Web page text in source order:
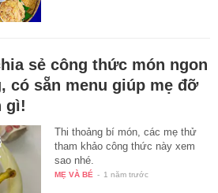
sẻ công thức món ngon
có sẵn menu giúp mẹ đỡ
gì!
Thi thoảng bí món, các mẹ thử
tham khảo công thức này xem
sao nhé.
MẸ VÀ BÉ - 1 năm trước